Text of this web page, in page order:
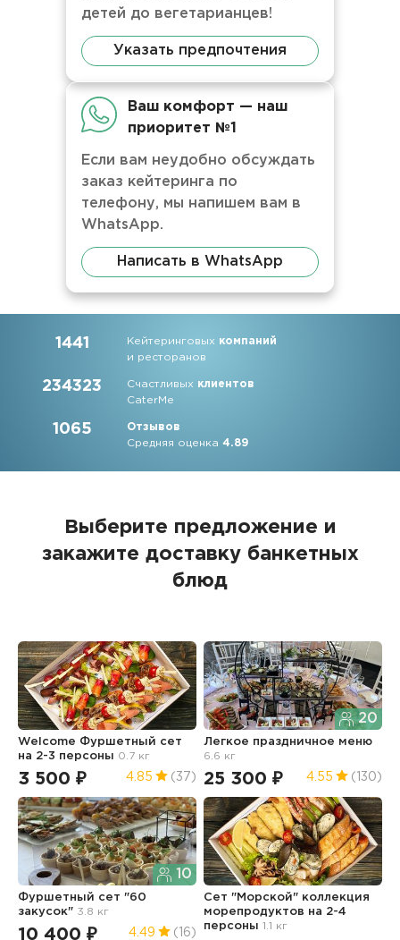
детей до вегетарианцев!
Указать предпочтения
Ваш комфорт — наш
приоритет №1
Если вам неудобно обсуждать
заказ кейтеринга по
телефону, мы напишем вам в
WhatsApp.
Написать в WhatsApp
1441 Кейтеринговых компаний
и ресторанов
234323 Счастливых клиентов
CaterMe
1065
Отзывов
Средняя оценка4.89
Выберите предложение и
закажите доставку банкетных
блюд
Welcome Фуршетный сет
на 2-3 персоны 0.7 кг
3 500 ₽ 4.85 (37)
20
Легкое праздничное меню
6.6 кг
25 300 ₽ 4.55 (130)
10
Фуршетный сет "60
закусок" 3.8 кг
10 400 ₽ 4.49 (16)
Сет "Морской" коллекция
морепродуктов на 2-4
персоны1.1 кг